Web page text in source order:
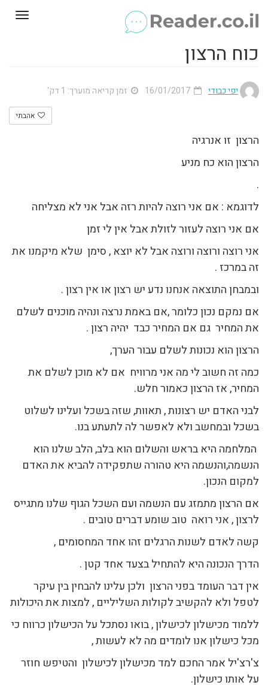
כוח הרצון
יפי כבודי זמן קריאה מוערך: 1 דק'
אהבתי
הרצון זו אנרגיה
הרצון הוא כח מניע
.
לדוגמא : אם אני רוצה להיות רזה אבל אני לא מצליחה
אם אני רוצה לעזור לזולת אבל אין לי זמן
אני רוצה ורוצה ורוצה אבל לא יוצא , סימן שלא מיקמנו את
זה במרכז .
ובמבחן התוצאה אנחנו נדע יש רצון או אין רצון .
אם נמקם נכון כלומר ,אם באמת נרצה ונהיה מוכנים לשלם
את המחיר גם אם המחיר כבד יהיה רצון .
הרצון הוא נכונות לשלם עבור הערך,
כמה זה חשוב לי מה אני מרוויח אם לא מוכן לשלם את
המחיר, אז הרצון כאמור חלש.
לבני האדם יש רצונות , תאוות, שזה בשכל ועלינו לשלוט
בשכל ובמחשב ולא לאפשר לה לתעתע בנו.
המלחמה היא בראש והשלום הוא בלב, הלב שלנו הוא
הנשמה,והנשמה היא טהורה שתפקידה להביא את האדם
למקום הנכון.
אם הרצון מתמזג עם הנשמה ועם השכל הגוף שלנו מתגייס
לרצון , אני רואה טוב שומע דברים טובים .
קשה לאדם לשנות הרגלים זהו אחד המחסומים ,
הדרך הנכונה היא להתחיל בצעד אחד קטן .
אין דבר העומד בפני הרצון ולכן עלינו להבחין בין עיקר
לטפל ולא להקשיב לקולות השליליים , למצות את היכולות
ללמוד מכישלון לכישלון , בואו נסתכל על הכישלון כרווח כי
מכל כישלון אנו לומדים מה לא לעשות ,
צ'רצ'יל אמר החכם למד מכישלון לכישלון והטיפש חוזר
על אותו כישלון.